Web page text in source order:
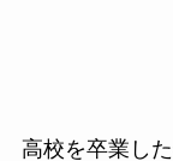
高校を卒業し